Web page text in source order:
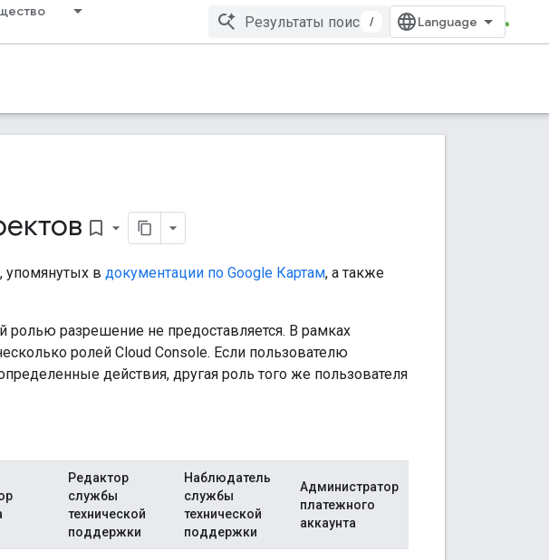
/
bookmark_border
упомянутых в документации по Google Картам, а также
ролью разрешение не предоставляется. В рамках
ролей Cloud Console. Если пользователю
действия, другая роль того же пользователя
Редактор
службы
технической
поддержки
Наблюдатель
службы
технической
поддержки
Администратор
платежного
аккаунта